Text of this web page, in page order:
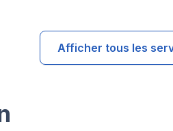
Afficher tous les